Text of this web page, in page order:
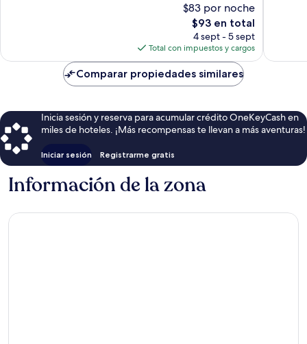
$83 por noche
El
precio
actual
es
de
$93
$93 en total
4 sept - 5 sept
Total con impuestos y cargos
Comparar propiedades similares
Inicia sesión y reserva para acumular crédito OneKeyCash en
miles de hoteles. ¡Más recompensas te llevan a más aventuras!
Iniciar sesión Registrarme gratis
Información de la zona